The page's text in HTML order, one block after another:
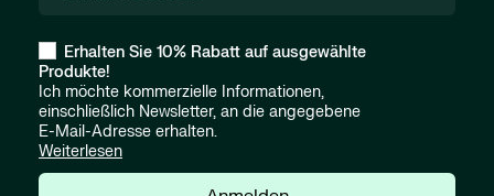
Erhalten Sie 10% Rabatt auf ausgewählte
Produkte!
Ich möchte kommerzielle Informationen,
einschließlich Newsletter, an die angegebene
E-Mail-Adresse erhalten.
Weiterlesen